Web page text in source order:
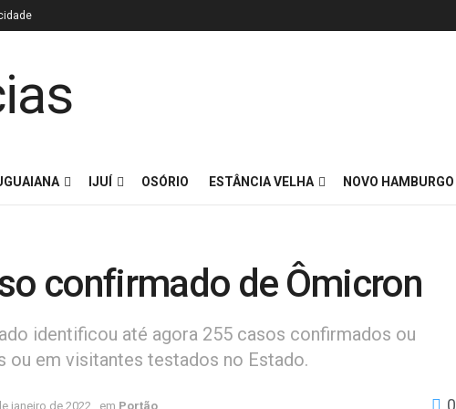
IJUÍ OSÓRIO ESTÂNCIA VELHA NOVO HAMBURGO
confirmado de Ômicron
identificou até agora 255 casos confirmados ou
ou em visitantes testados no Estado.
janeiro de 2022 em Portão 0